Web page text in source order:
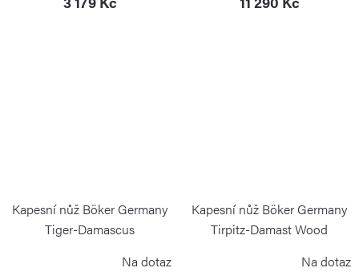
Kapesní nůž Böker Germany
Tiger-Damascus
Na dotaz
Kapesní nůž Böker Germany
Tirpitz-Damast Wood
Na dotaz